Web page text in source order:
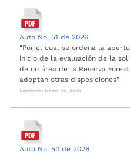
Auto No. 51 de 2026
"Por el cual se ordena la
inicio de la evaluación de la
de un área de la Reserva
adoptan otras disposiciones"
Publicado: Marzo 30, 2026
Auto No. 50 de 2026